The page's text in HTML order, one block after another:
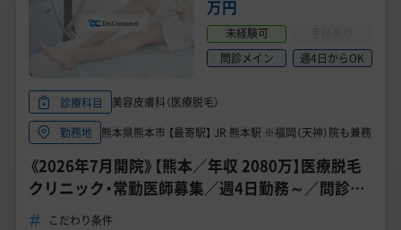
万円
未経験可
問診メイン
週4日からOK
診療科目
美容皮膚科（医療脱毛）
勤務地
熊本県熊本市 【最寄駅】 JR 熊本駅 ※福岡（天神）院も兼務
《2026年7月開院》【熊本／年収 2080万】医療脱毛
クリニック・常勤医師募集／週4日勤務～／問診業
務メイン／未経験OK！
こだわり条件